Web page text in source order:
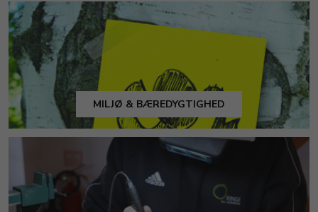
MILJØ & BÆREDYGTIGHED